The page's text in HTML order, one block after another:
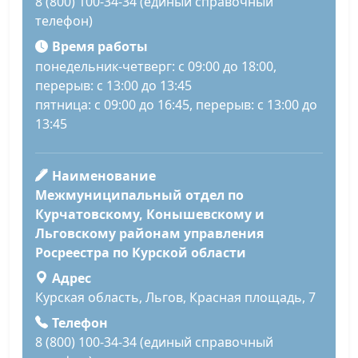
телефон)
Время работы
понедельник-четверг: с 09:00 до 18:00,
перерыв: с 13:00 до 13:45
пятница: с 09:00 до 16:45, перерыв: с 13:00 до
13:45
Наименование
Межмуниципальный отдел по
Курчатовскому, Конышевскому и
Льговскому районам управления
Росреестра по Курской области
Адрес
Курская область, Льгов, Красная площадь, 7
Телефон
8 (800) 100-34-34 (единый справочный